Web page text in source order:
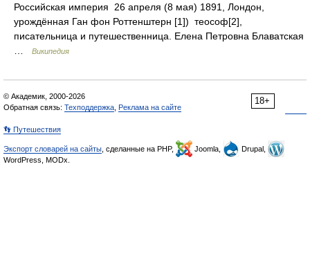
Российская империя 26 апреля (8 мая) 1891, Лондон,
урождённая Ган фон Роттенштерн [1]) теософ[2],
писательница и путешественница. Елена Петровна Блаватская
Википедия
18+
© Академик, 2000-2026
Обратная связь: Техподдержка Реклама на сайте
👣 Путешествия
Экспорт словарей на сайты , сделанные на PHP, Joomla,
Drupal,
WordPress, MODx.